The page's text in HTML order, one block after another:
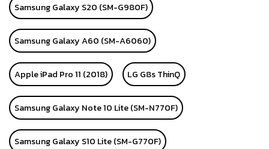
Samsung Galaxy S20 (SM-G980F)
Samsung Galaxy A60 (SM-A6060)
Apple iPad Pro 11 (2018) LG G8s ThinQ
Samsung Galaxy Note 10 Lite (SM-N770F)
Samsung Galaxy S10 Lite (SM-G770F)